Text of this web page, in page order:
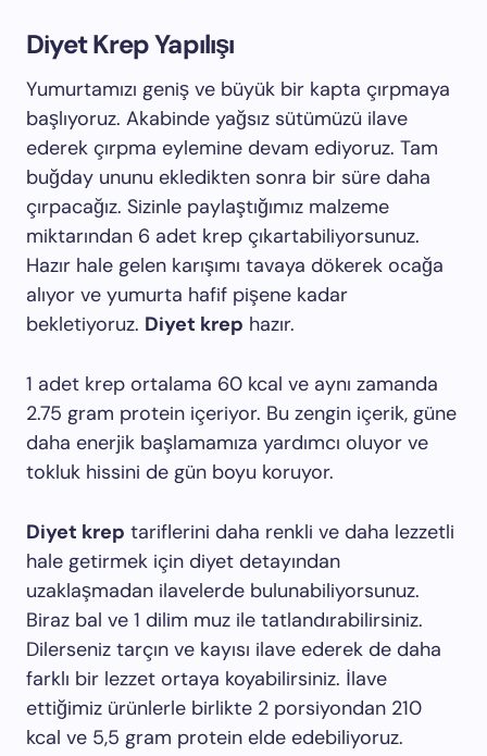
Diyet Krep Yapılışı
Yumurtamızı geniş ve büyük bir kapta çırpmaya
başlıyoruz. Akabinde yağsız sütümüzü ilave
ederek çırpma eylemine devam ediyoruz. Tam
buğday ununu ekledikten sonra bir süre daha
çırpacağız. Sizinle paylaştığımız malzeme
miktarından 6 adet krep çıkartabiliyorsunuz.
Hazır hale gelen karışımı tavaya dökerek ocağa
alıyor ve yumurta hafif pişene kadar
bekletiyoruz. Diyet krep hazır.
1 adet krep ortalama 60 kcal ve aynı zamanda
2.75 gram protein içeriyor. Bu zengin içerik, güne
daha enerjik başlamamıza yardımcı oluyor ve
tokluk hissini de gün boyu koruyor.
Diyet krep tariflerini daha renkli ve daha lezzetli
hale getirmek için diyet detayından
uzaklaşmadan ilavelerde bulunabiliyorsunuz.
Biraz bal ve 1 dilim muz ile tatlandırabilirsiniz.
Dilerseniz tarçın ve kayısı ilave ederek de daha
farklı bir lezzet ortaya koyabilirsiniz. İlave
ettiğimiz ürünlerle birlikte 2 porsiyondan 210
kcal ve 5,5 gram protein elde edebiliyoruz.